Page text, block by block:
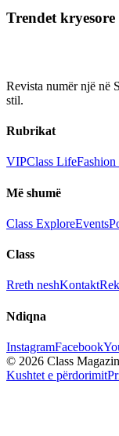
Trendet kryesore
Revista numër një në
stil.
Rubrikat
VIPClass Life
Më shumë
Class ExploreEvents
Class
Rreth neshKontakt
Ndiqna
InstagramFacebook
© 2026 Class
Kushtet e përdorimit